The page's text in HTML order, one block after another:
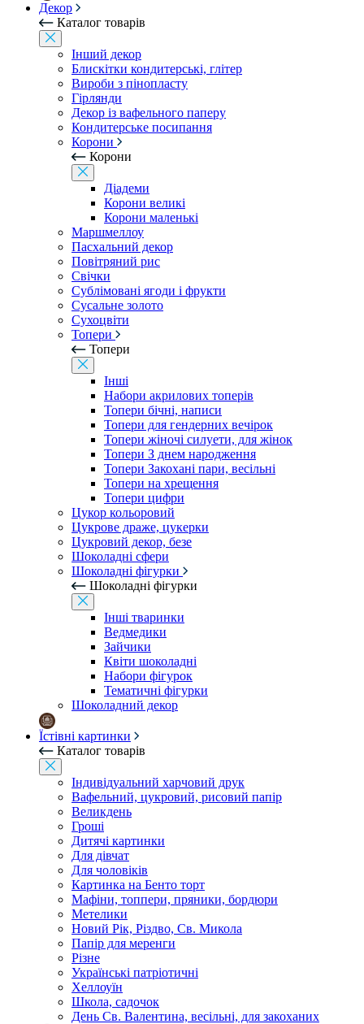
Декор
Каталог товарів
Інший декор
Блискітки кондитерські, глітер
Вироби з пінопласту
Гірлянди
Декор із вафельного паперу
Кондитерське посипання
Корони
Корони
Діадеми
Корони великі
Корони маленькі
Маршмеллоу
Пасхальний декор
Повітряний рис
Свічки
Сублімовані ягоди і фрукти
Сусальне золото
Сухоцвіти
Топери
Топери
Інші
Набори акрилових топерів
Топери бічні, написи
Топери для гендерних вечірок
Топери жіночі силуети, для жінок
Топери З днем ​​народження
Топери Закохані пари, весільні
Топери на хрещення
Топери цифри
Цукор кольоровий
Цукрове драже, цукерки
Цукровий декор, безе
Шоколадні сфери
Шоколадні фігурки
Шоколадні фігурки
Інші тваринки
Ведмедики
Зайчики
Квіти шоколадні
Набори фігурок
Тематичні фігурки
Шоколадний декор
Їстівні картинки
Каталог товарів
Індивідуальний харчовий друк
Вафельний, цукровий, рисовий папір
Великдень
Гроші
Дитячі картинки
Для дівчат
Для чоловіків
Картинка на Бенто торт
Мафіни, топпери, пряники, бордюри
Метелики
Новий Рік, Різдво, Св. Микола
Папір для меренги
Різне
Українські патріотичні
Хеллоуїн
Школа, садочок
День Св. Валентина, весільні, для закоханих